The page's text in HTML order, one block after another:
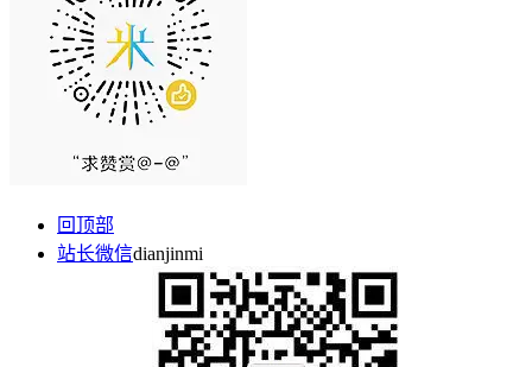
回顶部
站长微信dianjinmi